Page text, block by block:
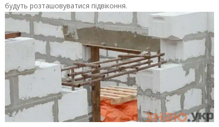
будуть розташовуватися підвіконня.